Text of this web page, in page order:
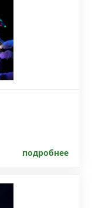
подробнее